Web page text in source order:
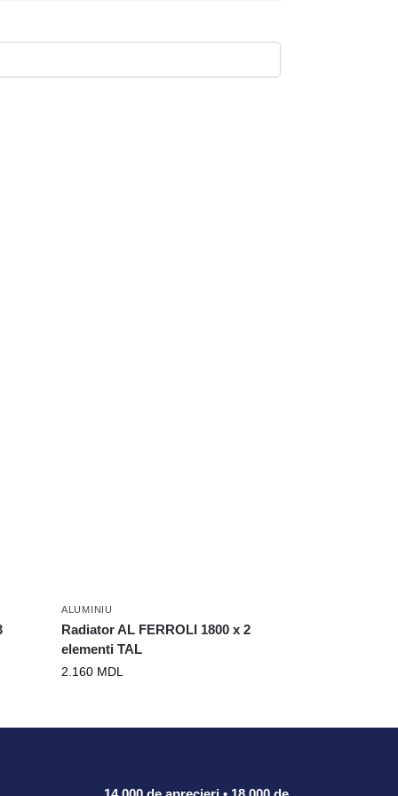
ALUMINIU
Radiator AL FERROLI 1800 x 2
elementi TAL
2.160 MDL